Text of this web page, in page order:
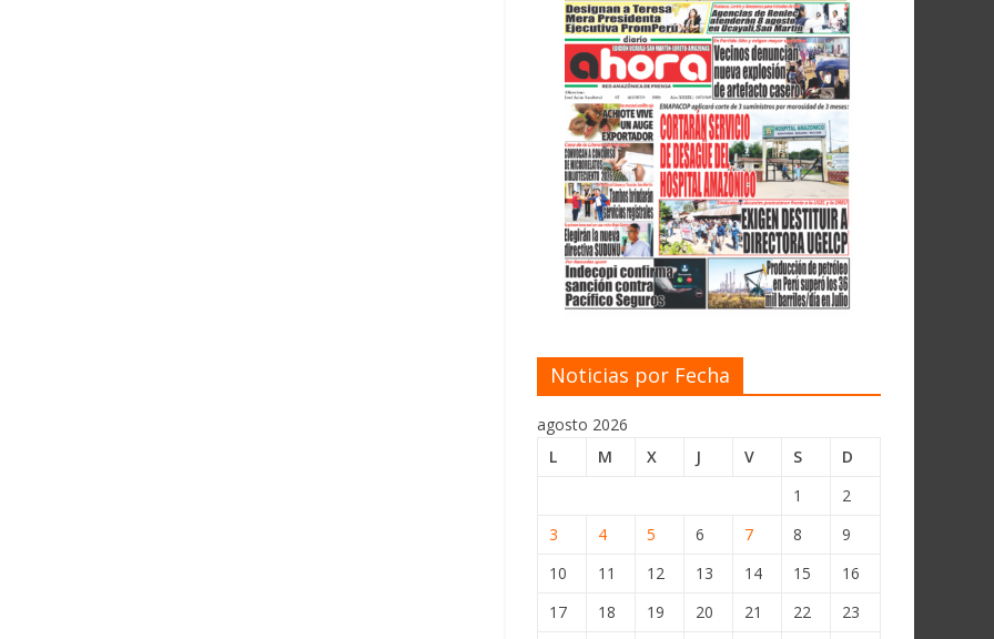
Noticias por Fecha
agosto 2026
L
M X J V S
D
1
2
3
4 5 6 7 8
9
10
11 12 13 14 15
16
17
18 19 20 21 22
23